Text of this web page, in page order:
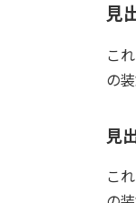
見
こ
の
見
こ